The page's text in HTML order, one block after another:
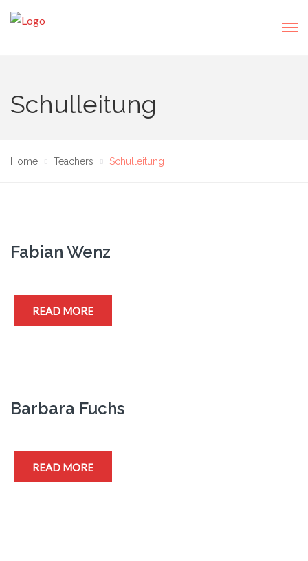
Schulleitung
Home Teachers Schulleitung
Fabian Wenz
READ MORE
Barbara Fuchs
READ MORE